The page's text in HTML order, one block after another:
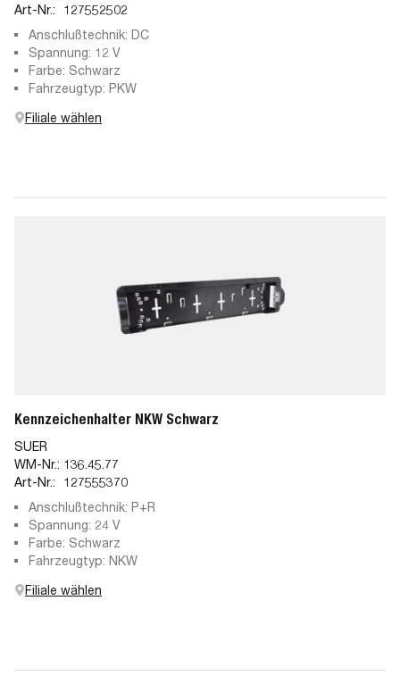
Art-Nr.:
127552502
Anschlußtechnik: DC
Spannung: 12 V
Farbe: Schwarz
Fahrzeugtyp: PKW
Filiale wählen
Kennzeichenhalter NKW Schwarz
SUER
WM-Nr.: 136.45.77
Art-Nr.:
127555370
Anschlußtechnik: P+R
Spannung: 24 V
Farbe: Schwarz
Fahrzeugtyp: NKW
Filiale wählen